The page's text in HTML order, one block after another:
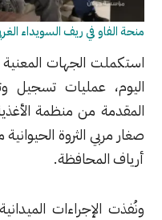
في ريف السويداء الغربي1
الجهات المعنية في مديرية
عمليات تسجيل وتدقيق
من منظمة الأغذية
الثروة الحيوانية من أصحاب
الميدانية